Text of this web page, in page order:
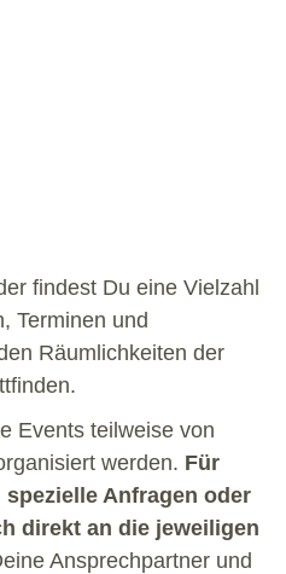
findest Du eine Vielzahl
Terminen und
Räumlichkeiten der
Events teilweise von
werden. Für
Anfragen oder
direkt an die jeweiligen
Ansprechpartner und